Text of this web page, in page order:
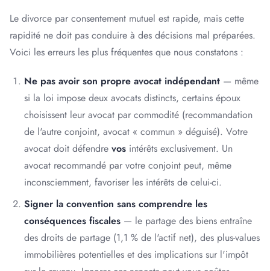
Le divorce par consentement mutuel est rapide, mais cette
rapidité ne doit pas conduire à des décisions mal préparées.
Voici les erreurs les plus fréquentes que nous constatons :
Ne pas avoir son propre avocat indépendant — même
si la loi impose deux avocats distincts, certains époux
choisissent leur avocat par commodité (recommandation
de l'autre conjoint, avocat « commun » déguisé). Votre
avocat doit défendre vos intérêts exclusivement. Un
avocat recommandé par votre conjoint peut, même
inconsciemment, favoriser les intérêts de celui-ci.
Signer la convention sans comprendre les
conséquences fiscales — le partage des biens entraîne
des droits de partage (1,1 % de l'actif net), des plus-values
immobilières potentielles et des implications sur l'impôt